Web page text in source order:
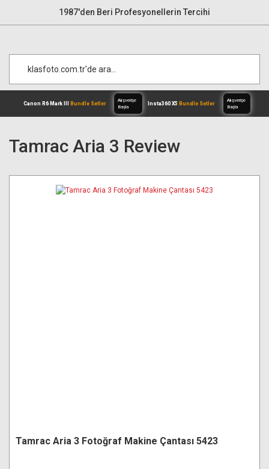
1987'den Beri Profesyonellerin Tercihi
Başla
Tamrac Aria 3 Review
Tamrac Aria 3 Fotoğraf Makine Çantası 5423